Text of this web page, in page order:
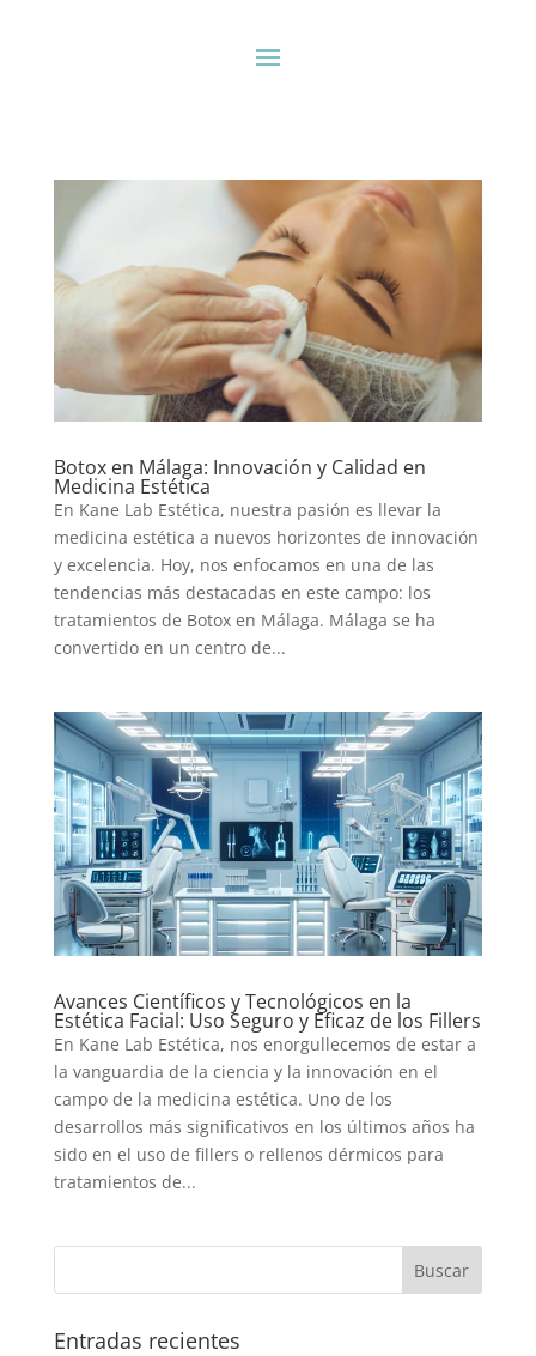
Botox en Málaga: Innovación y Calidad en
Medicina Estética
En Kane Lab Estética, nuestra pasión es llevar la
medicina estética a nuevos horizontes de innovación
y excelencia. Hoy, nos enfocamos en una de las
tendencias más destacadas en este campo: los
tratamientos de Botox en Málaga. Málaga se ha
convertido en un centro de...
Avances Científicos y Tecnológicos en la
Estética Facial: Uso Seguro y Eficaz de los Fillers
En Kane Lab Estética, nos enorgullecemos de estar a
la vanguardia de la ciencia y la innovación en el
campo de la medicina estética. Uno de los
desarrollos más significativos en los últimos años ha
sido en el uso de fillers o rellenos dérmicos para
tratamientos de...
Entradas recientes